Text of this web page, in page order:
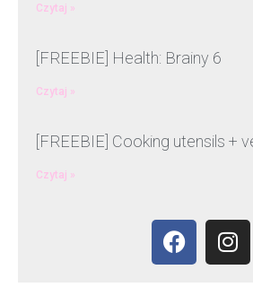
Czytaj »
[FREEBIE] Health: Brainy 6
Czytaj »
[FREEBIE] Cooking utensils +
Czytaj »